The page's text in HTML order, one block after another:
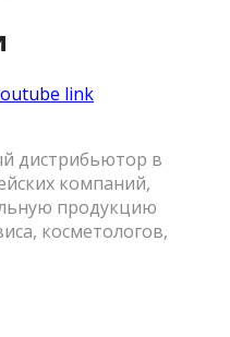
link
дистрибьютор в
компаний,
продукцию
косметологов,